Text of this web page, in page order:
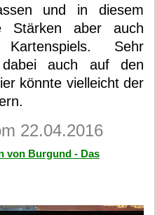
und in diesem
Stärken aber auch
Sehr
auch auf den
könnte vielleicht der
22.04.2016
von Burgund - Das